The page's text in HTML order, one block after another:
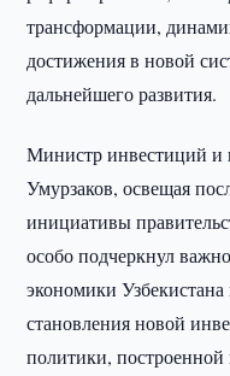
трансформации,
достижения в новой
дальнейшего развития.
Министр инвестиций и
Умурзаков, освещая
инициативы
особо подчеркнул
экономики
становления новой
политики, построенной